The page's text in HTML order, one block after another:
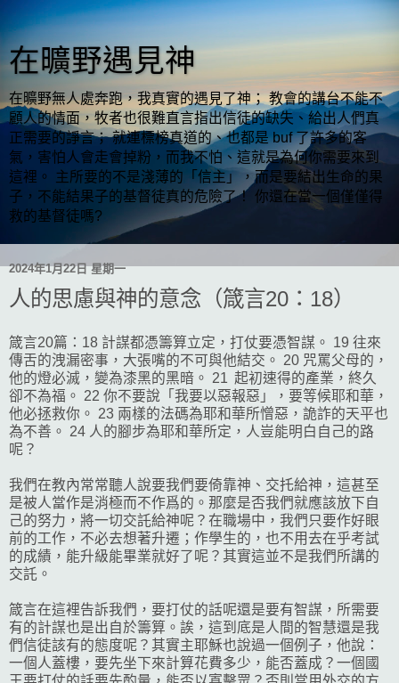
在曠野遇見神
在曠野無人處奔跑，我真實的遇見了神； 教會的講台不能不
顧人的情面，牧者也很難直言指出信徒的缺失、給出人們真
正需要的諍言； 就連標榜真道的、也都是 buf 了許多的客
氣，害怕人會走會掉粉，而我不怕、這就是為何你需要來到
這裡。 主所要的不是淺薄的「信主」，而是要結出生命的果
子，不能結果子的基督徒真的危險了！ 你還在當一個僅僅得
救的基督徒嗎?
2024年1月22日 星期一
人的思慮與神的意念（箴言20：18）
箴言20篇：18 計謀都憑籌算立定，打仗要憑智謀。 19 往來
傳舌的洩漏密事，大張嘴的不可與他結交。 20 咒罵父母的，
他的燈必滅，變為漆黑的黑暗。 21 起初速得的產業，終久
卻不為福。 22 你不要說「我要以惡報惡」，要等候耶和華，
他必拯救你。 23 兩樣的法碼為耶和華所憎惡，詭詐的天平也
為不善。 24 人的腳步為耶和華所定，人豈能明白自己的路
呢？
我們在教內常常聽人說要我們要倚靠神、交托給神，這甚至
是被人當作是消極而不作爲的。那麼是否我們就應該放下自
己的努力，將一切交託給神呢？在職場中，我們只要作好眼
前的工作，不必去想著升遷；作學生的，也不用去在乎考試
的成績，能升級能畢業就好了呢？其實這並不是我們所講的
交託。
箴言在這裡告訴我們，要打仗的話呢還是要有智謀，所需要
有的計謀也是出自於籌算。誒，這到底是人間的智慧還是我
們信徒該有的態度呢？其實主耶穌也說過一個例子，他說：
一個人蓋樓，要先坐下來計算花費多少，能否蓋成？一個國